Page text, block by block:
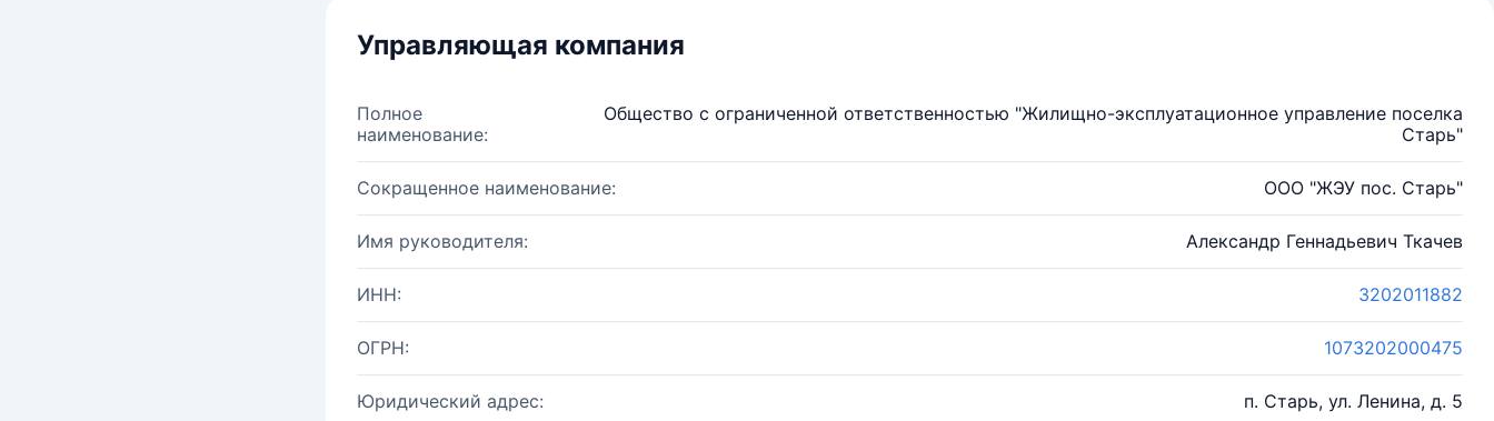
Управляющая компания
Полное
наименование:
Общество с ограниченной ответственностью "Жилищно-эксплуатационное управление поселка
Старь"
Сокращенное наименование: ООО "ЖЭУ пос. Старь"
Имя руководителя: Александр Геннадьевич Ткачев
ИНН: 3202011882
ОГРН: 1073202000475
Юридический адрес: п. Старь, ул. Ленина, д. 5